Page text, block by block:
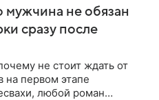
мужчина не обязан
сразу после
не стоит ждать от
на первом этапе
любой роман